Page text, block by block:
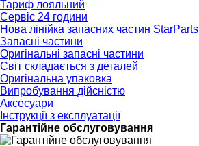
Тариф лояльний
Сервіс 24 години
Нова лінійка запасних частин StarParts
Запасні частини
Оригінальні запасні частини
Світ складається з деталей
Оригінальна упаковка
Випробування дійсністю
Аксесуари
Інструкції з експлуатації
Гарантійне обслуговування